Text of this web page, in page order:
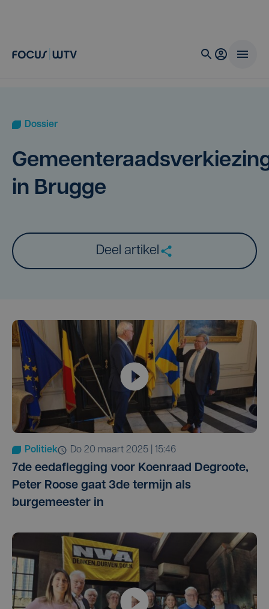
Dossier
in Brugge
Deel artikel
Politiek do 20 maart 2025 | 15:46
7de eedaflegging voor Koenraad Degroote,
Peter Roose gaat 3de termijn als
burgemeester in